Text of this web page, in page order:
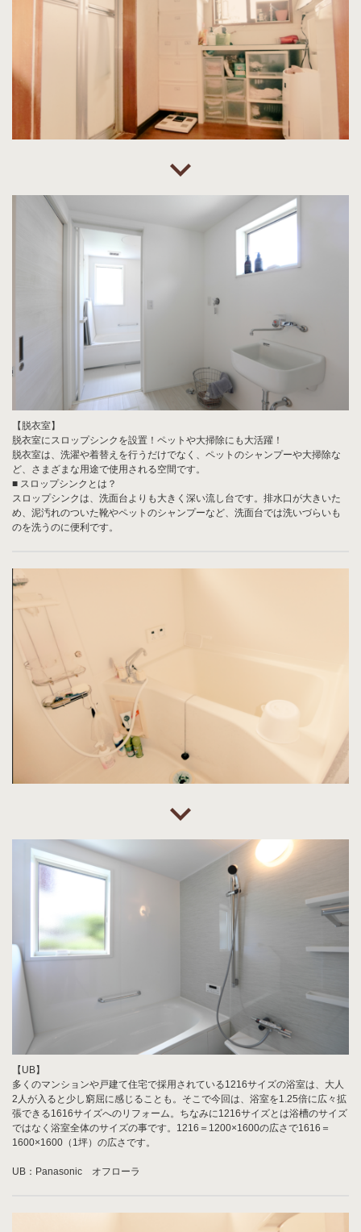
【脱衣室】
脱衣室にスロップシンクを設置！ペットや大掃除にも大活躍！
脱衣室は、洗濯や着替えを行うだけでなく、ペットのシャンプーや大掃除な
ど、さまざまな用途で使用される空間です。
■ スロップシンクとは？
スロップシンクは、洗面台よりも大きく深い流し台です。排水口が大きいた
め、泥汚れのついた靴やペットのシャンプーなど、洗面台では洗いづらいも
のを洗うのに便利です。
【UB】
多くのマンションや戸建て住宅で採用されている1216サイズの浴室は、大人
2人が入ると少し窮屈に感じることも。そこで今回は、浴室を1.25倍に広々拡
張できる1616サイズへのリフォーム。ちなみに1216サイズとは浴槽のサイズ
ではなく浴室全体のサイズの事です。1216＝1200×1600の広さで1616＝
1600×1600（1坪）の広さです。
UB：Panasonic オフローラ